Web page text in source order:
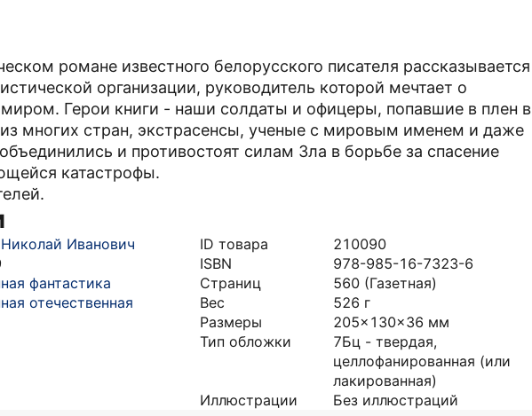
романе известного белорусского писателя рассказывается
организации, руководитель которой мечтает о
миром. Герои книги - наши солдаты и офицеры, попавшие в плен в
из многих стран, экстрасенсы, ученые с мировым именем и даже
и противостоят силам Зла в борьбе за спасение
катастрофы.
Иванович
фантастика
отечественная
ID товара
210090
ISBN
978-985-16-7323-6
Страниц
560 (Газетная)
Вес
526 г
Размеры
205x130x36 мм
Тип обложки
7Бц - твердая,
целлофанированная (или
лакированная)
Иллюстрации
Без иллюстраций